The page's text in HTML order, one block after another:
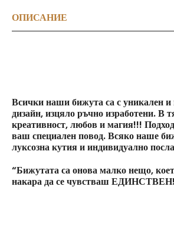
ОПИСАНИЕ
Всички наши бижута са с уникален
дизайн, изцяло ръчно изработени. В
креативност, любов и магия!!!
ваш специален повод. Всяко наше
луксозна кутия и индивидуално
“Бижутата са онова малко нещо,
накара да се чувстваш